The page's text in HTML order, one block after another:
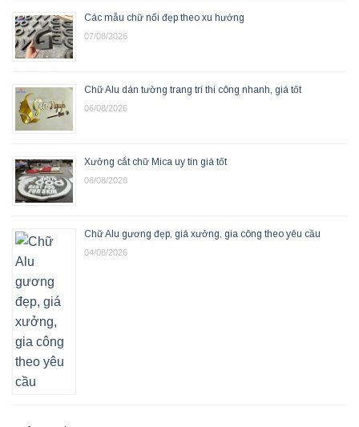
Các mẫu chữ nổi đẹp theo xu hướng
07/08/2026
Chữ Alu dán tường trang trí thi công nhanh, giá tốt
06/08/2026
Xưởng cắt chữ Mica uy tín giá tốt
06/08/2026
Chữ Alu gương đẹp, giá xưởng, gia công theo yêu cầu
04/08/2026